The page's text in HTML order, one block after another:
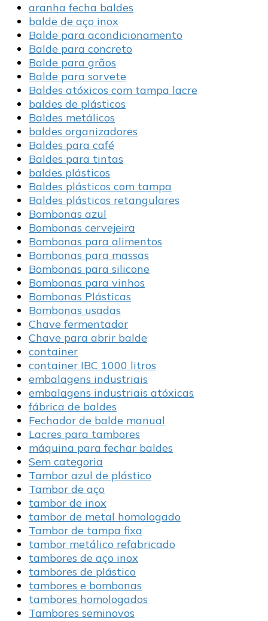
aranha fecha baldes
balde de aço inox
Balde para acondicionamento
Balde para concreto
Balde para grãos
Balde para sorvete
Baldes atóxicos com tampa lacre
baldes de plásticos
Baldes metálicos
baldes organizadores
Baldes para café
Baldes para tintas
baldes plásticos
Baldes plásticos com tampa
Baldes plásticos retangulares
Bombonas azul
Bombonas cervejeira
Bombonas para alimentos
Bombonas para massas
Bombonas para silicone
Bombonas para vinhos
Bombonas Plásticas
Bombonas usadas
Chave fermentador
Chave para abrir balde
container
container IBC 1000 litros
embalagens industriais
embalagens industriais atóxicas
fábrica de baldes
Fechador de balde manual
Lacres para tambores
máquina para fechar baldes
Sem categoria
Tambor azul de plástico
Tambor de aço
tambor de inox
tambor de metal homologado
Tambor de tampa fixa
tambor metálico refabricado
tambores de aço inox
tambores de plástico
tambores e bombonas
tambores homologados
Tambores seminovos